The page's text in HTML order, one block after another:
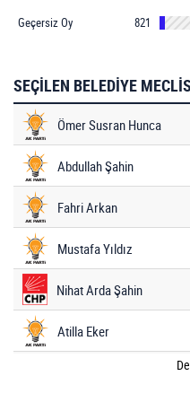
Geçersiz Oy 821
SEÇİLEN BELEDİYE
Ömer Susran Hunca
Abdullah Şahin
Fahri Arkan
Mustafa Yıldız
Nihat Arda Şahin
Atilla Eker